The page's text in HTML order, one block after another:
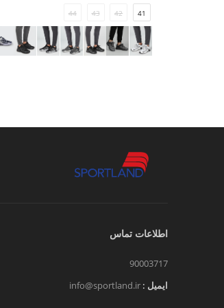
41
42
43
44
اطلاعات تماس
90003717
ایمیل : info@sportland.ir